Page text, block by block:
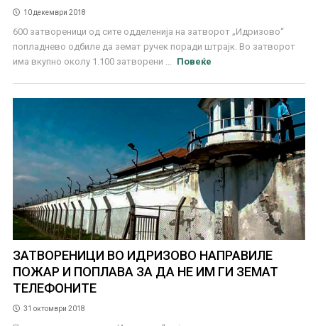
10 декември 2018
600 затвореници од сите одделенија на затворот „Идризово“
попладнево одбиле да земат ручек поради штрајк. Во затворот
има вкупно околу 1.100 затворени ...
Повеќе
ЗАТВОРЕНИЦИ ВО ИДРИЗОВО НАПРАВИЛЕ
ПОЖАР И ПОПЛАВА ЗА ДА НЕ ИМ ГИ ЗЕМАТ
ТЕЛЕФОНИТЕ
31 октомври 2018